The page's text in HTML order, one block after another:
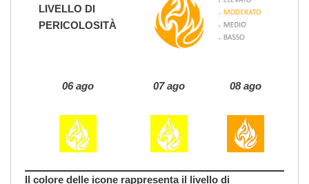
LIVELLO DI
PERICOLOSITÀ
06 ago 07 ago 08 ago
Il colore delle icone rappresenta il livello di